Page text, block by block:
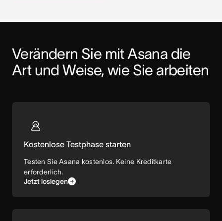
Verändern Sie mit Asana die
Art und Weise, wie Sie arbeiten
Kostenlose Testphase starten
Testen Sie Asana kostenlos. Keine Kreditkarte
erforderlich.
Jetzt loslegen